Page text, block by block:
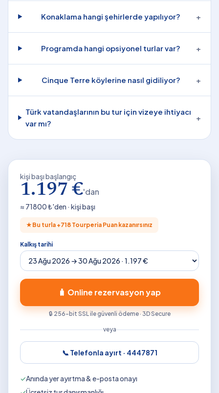
Konaklama hangi şehirlerde yapılıyor? +
Programda hangi opsiyonel turlar var? +
Cinque Terre köylerine nasıl gidiliyor? +
Türk vatandaşlarının bu tur için vizeye ihtiyacı
var mı?
+
kişi başı başlangıç
1.197 €'dan
≈ 71800₺'den · kişi başı
★ Bu turla +718 Tourperia Puan kazanırsınız
Kalkış tarihi
🧳 Online rezervasyon yap
🔒 256-bit SSL ile güvenli ödeme · 3D Secure
veya
📞 Telefonla ayırt · 4447871
✓Anında yer ayırtma & e-posta onayı